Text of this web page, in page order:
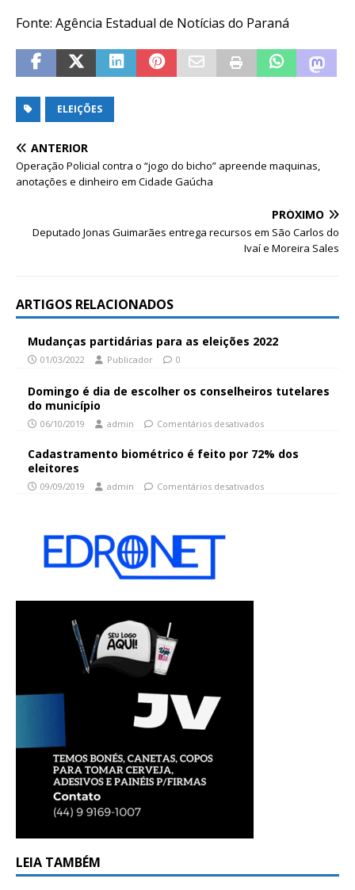
Fonte: Agência Estadual de Notícias do Paraná
ELEIÇÕES
ANTERIOR
Operação Policial contra o “jogo do bicho” apreende maquinas,
anotações e dinheiro em Cidade Gaúcha
PRÓXIMO
Deputado Jonas Guimarães entrega recursos em São Carlos do
Ivaí e Moreira Sales
ARTIGOS RELACIONADOS
Mudanças partidárias para as eleições 2022
01/03/2022 Publicador 0
Domingo é dia de escolher os conselheiros tutelares
do município
06/10/2019 admin Comentários desativados
Cadastramento biométrico é feito por 72% dos
eleitores
09/09/2019 admin Comentários desativados
LEIA TAMBÉM